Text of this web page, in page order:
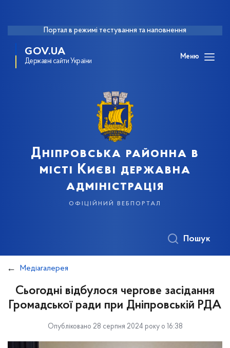
Портал в режимі тестування та наповнення
GOV.UA
Державні сайти України
Меню
Дніпровська районна в
місті Києві державна
адміністрація
офіційний вебпортал
Пошук
Медіагалерея
Сьогодні відбулося чергове засідання
Громадської ради при Дніпровській РДА
Опубліковано 28 серпня 2024 року о 16:38